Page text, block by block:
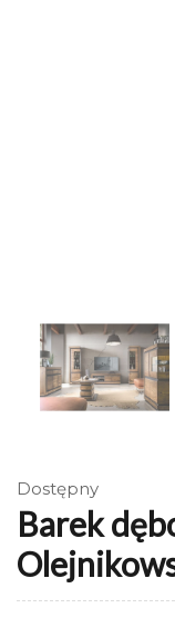
Dostępny
Barek